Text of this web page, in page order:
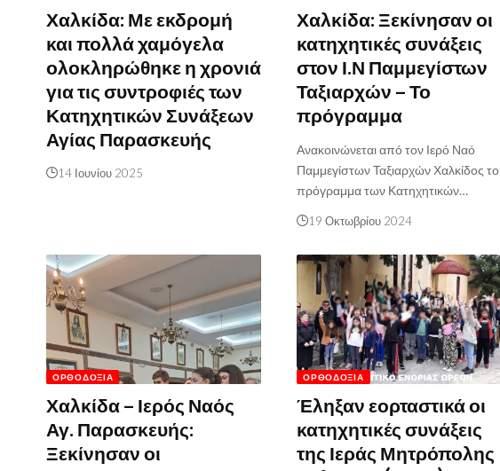
Χαλκίδα: Με εκδρομή
και πολλά χαμόγελα
ολοκληρώθηκε η χρονιά
για τις συντροφιές των
Κατηχητικών Συνάξεων
Αγίας Παρασκευής
14 Ιουνίου 2025
Χαλκίδα: Ξεκίνησαν οι
κατηχητικές συνάξεις
στον Ι.Ν Παμμεγίστων
Ταξιαρχών – Το
πρόγραμμα
Ανακοινώνεται από τον Ιερό Ναό
Παμμεγίστων Ταξιαρχών Χαλκίδος το
πρόγραμμα των Κατηχητικών…
19 Οκτωβρίου 2024
ΟΡΘΟΔΟΞΊΑ
Χαλκίδα – Ιερός Ναός
Αγ. Παρασκευής:
Ξεκίνησαν οι
ΟΡΘΟΔΟΞΊΑ
Έληξαν εορταστικά οι
κατηχητικές συνάξεις
της Ιεράς Μητρόπολης